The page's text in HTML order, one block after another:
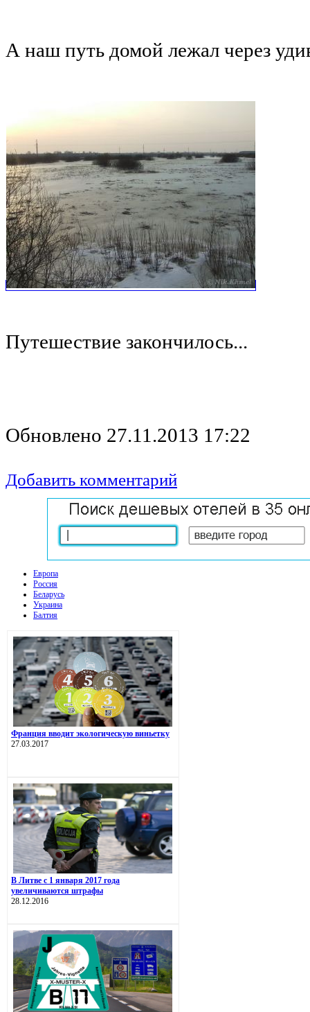
А наш путь домой лежал через
Путешествие закончилось...
Обновлено 27.11.2013 17:22
Добавить комментарий
Европа
Россия
Беларусь
Украина
Балтия
Франция вводит экологическую виньетку
27.03.2017
В Литве с 1 января 2017 года
увеличиваются штрафы
28.12.2016